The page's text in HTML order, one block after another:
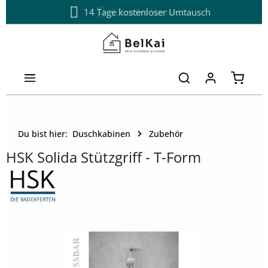
Zum Hauptinhalt springenSchneller Versand
14 Tage kostenloser Umtausch
Du bist hier: Duschkabinen Zubehör
HSK Solida Stützgriff - T-Form